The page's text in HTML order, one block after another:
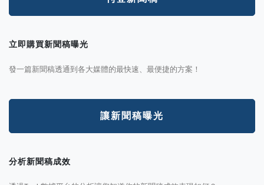
立即購買新聞稿曝光
發一篇新聞稿透通到各大媒體的最快速、最便捷的方案！
讓新聞稿曝光
分析新聞稿成效